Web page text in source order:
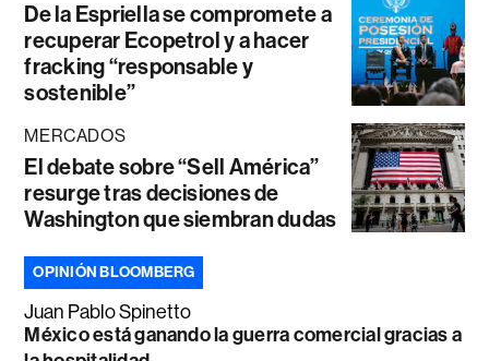
De la Espriella se compromete a
recuperar Ecopetrol y a hacer
fracking “responsable y
sostenible”
MERCADOS
El debate sobre “Sell América”
resurge tras decisiones de
Washington que siembran dudas
OPINIÓN BLOOMBERG
Juan Pablo Spinetto
México está ganando la guerra comercial gracias a